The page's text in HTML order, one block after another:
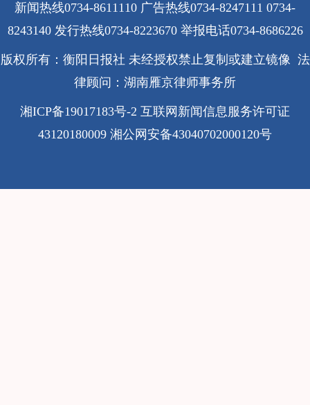
新闻热线0734-8611110 广告热线0734-8247111 0734-
8243140 发行热线0734-8223670 举报电话0734-8686226
版权所有：衡阳日报社 未经授权禁止复制或建立镜像 法
律顾问：湖南雁京律师事务所
湘ICP备19017183号-2 互联网新闻信息服务许可证
43120180009 湘公网安备43040702000120号